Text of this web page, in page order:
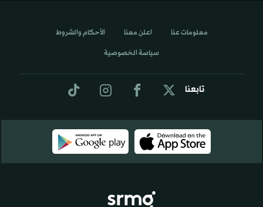
تابعنا
معلومات عنا اعلن معنا الأحكام والشروط
سياسة الخصوصية